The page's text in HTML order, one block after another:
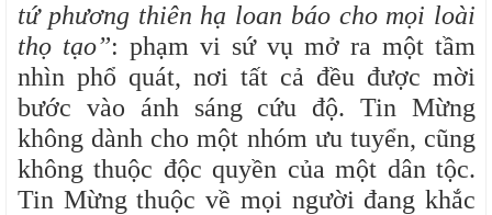
tứ phương thiên hạ loan báo cho mọi loài
thọ tạo”: phạm vi sứ vụ mở ra một tầm
nhìn phổ quát, nơi tất cả đều được mời
bước vào ánh sáng cứu độ. Tin Mừng
không dành cho một nhóm ưu tuyển, cũng
không thuộc độc quyền của một dân tộc.
Tin Mừng thuộc về mọi người đang khắc